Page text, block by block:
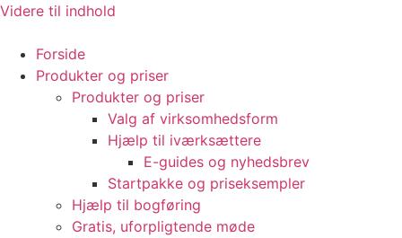
Videre til indhold
Forside
Produkter og priser
Produkter og priser
Valg af virksomhedsform
Hjælp til iværksættere
E-guides og nyhedsbrev
Startpakke og priseksempler
Hjælp til bogføring
Gratis, uforpligtende møde